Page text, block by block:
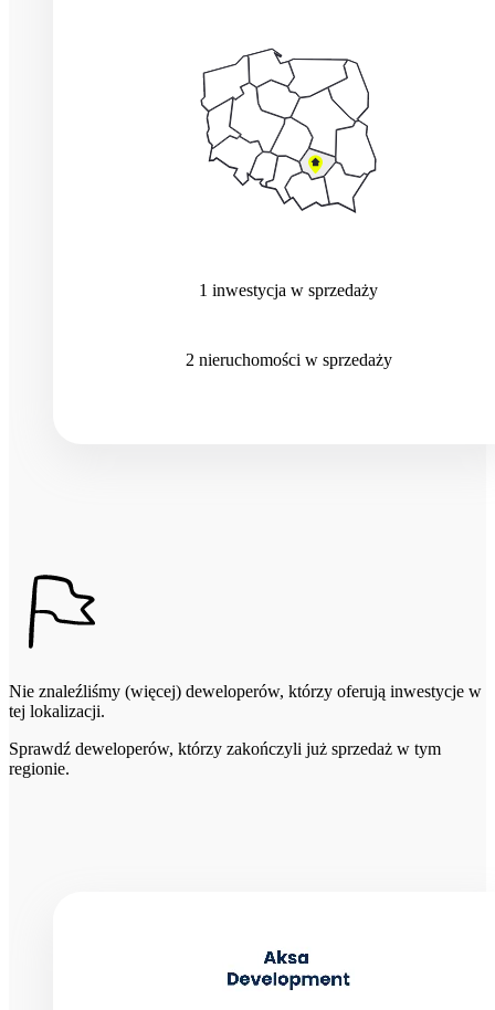
1 inwestycja w sprzedaży
2 nieruchomości w sprzedaży
Nie znaleźliśmy (więcej) deweloperów, którzy oferują inwestycje w
tej lokalizacji.
Sprawdź deweloperów, którzy zakończyli już sprzedaż w tym
regionie.